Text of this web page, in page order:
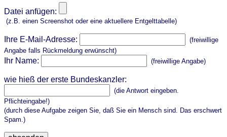
Datei anfügen:
(z.B. einen Screenshot oder eine aktuellere Entgelttabelle)
Ihre E-Mail-Adresse:
(freiwillige
Angabe falls Rückmeldung erwünscht)
Ihr Name: (freiwillige Angabe)
wie hieß der erste Bundeskanzler:
(die Antwort eingeben.
Pflichteingabe!)
(durch diese Aufgabe zeigen Sie, daß Sie ein Mensch sind. Das erschwert
Spam.)